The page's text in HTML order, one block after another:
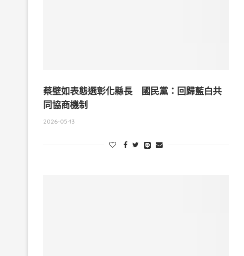
蔡壁如表態選彰化縣長 國民黨：回歸藍白共
同協商機制
2026-05-13